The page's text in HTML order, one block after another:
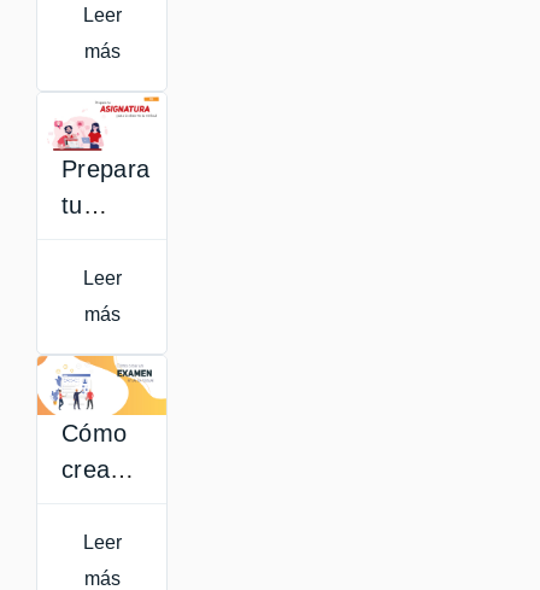
examen
en
Aula
Virtual
Leer
más
Prepara
tu
para la
docencia
virtual
Leer
más
Cómo
crear
en
Aula
Leer
más